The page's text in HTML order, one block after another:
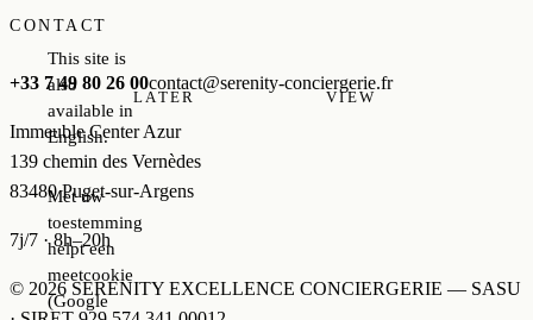
CONTACT
+33 7 49 80 26 00contact@serenity-conciergerie.fr
Immeuble Center Azur
139 chemin des Vernèdes
83480 Puget-sur-Argens
7j/7 · 8h–20h
© 2026 SERENITY EXCELLENCE CONCIERGERIE — SASU
This site is
also
available in
English.
LATER VIEW
Met uw
toestemming
helpt een
meetcookie
(Google